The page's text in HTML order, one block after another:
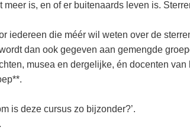
is, en of er buitenaards leven is.
iedereen die méér wil weten over de
dan ook gegeven aan gemengde
musea en dergelijke, én docenten
is deze cursus zo bijzonder?’.